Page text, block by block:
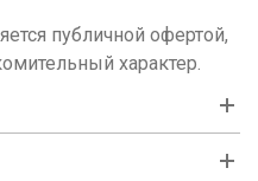
публичной офертой,
характер.